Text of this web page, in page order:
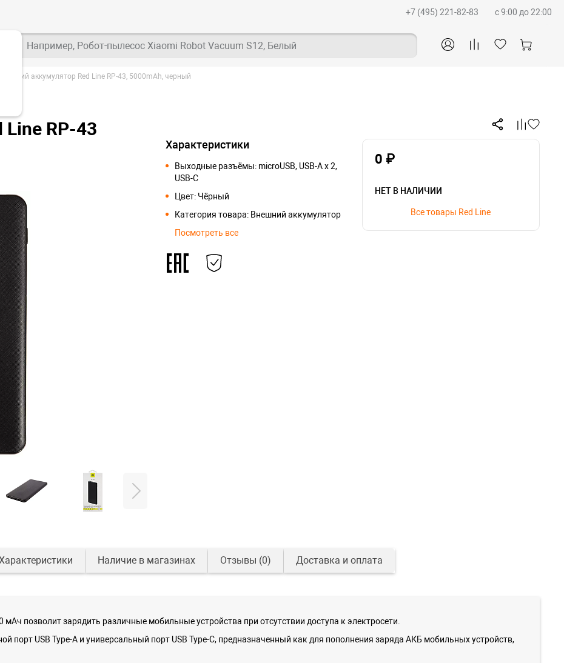
+7 (495) 221-82-83 c 9:00 до 22:00
Например, Робот-пылесос Xiaomi Robot Vacuum S12, Белый
Внешний аккумулятор Red Line RP-43, 5000mAh, черный
RP-43
Характеристики
Выходные разъёмы: microUSB, USB-A x 2,
USB-C
Цвет: Чёрный
Категория товара: Внешний аккумулятор
Посмотреть все
0 ₽
НЕТ В НАЛИЧИИ
Все товары Red Line
Наличие в магазинах Отзывы (0) Доставка и оплата
позволит зарядить различные мобильные устройства при отсутствии доступа к электросети.
порт USB Type-A и универсальный порт USB Type-С, предназначенный как для пополнения заряда АКБ мобильных устройств,